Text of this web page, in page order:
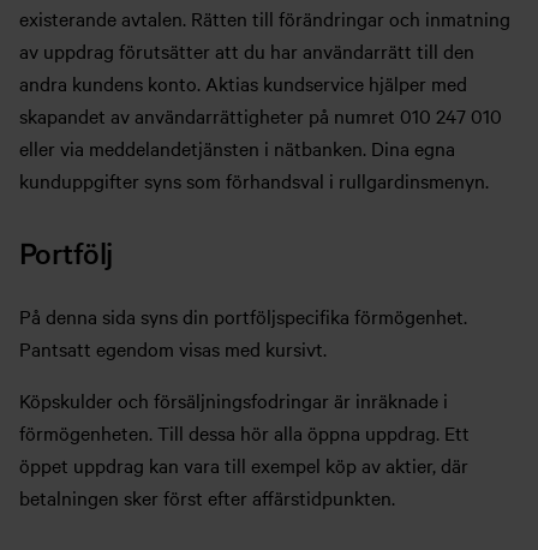
existerande avtalen. Rätten till förändringar och inmatning
av uppdrag förutsätter att du har användarrätt till den
andra kundens konto. Aktias kundservice hjälper med
skapandet av användarrättigheter på numret 010 247 010
eller via meddelandetjänsten i nätbanken. Dina egna
kunduppgifter syns som förhandsval i rullgardinsmenyn.
Portfölj
På denna sida syns din portföljspecifika förmögenhet.
Pantsatt egendom visas med kursivt.
Köpskulder och försäljningsfodringar är inräknade i
förmögenheten. Till dessa hör alla öppna uppdrag. Ett
öppet uppdrag kan vara till exempel köp av aktier, där
betalningen sker först efter affärstidpunkten.